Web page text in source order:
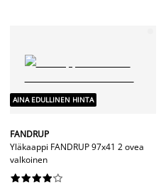
AINA EDULLINEN HINTA
FANDRUP
Yläkaappi FANDRUP 97x41 2 ovea
valkoinen





